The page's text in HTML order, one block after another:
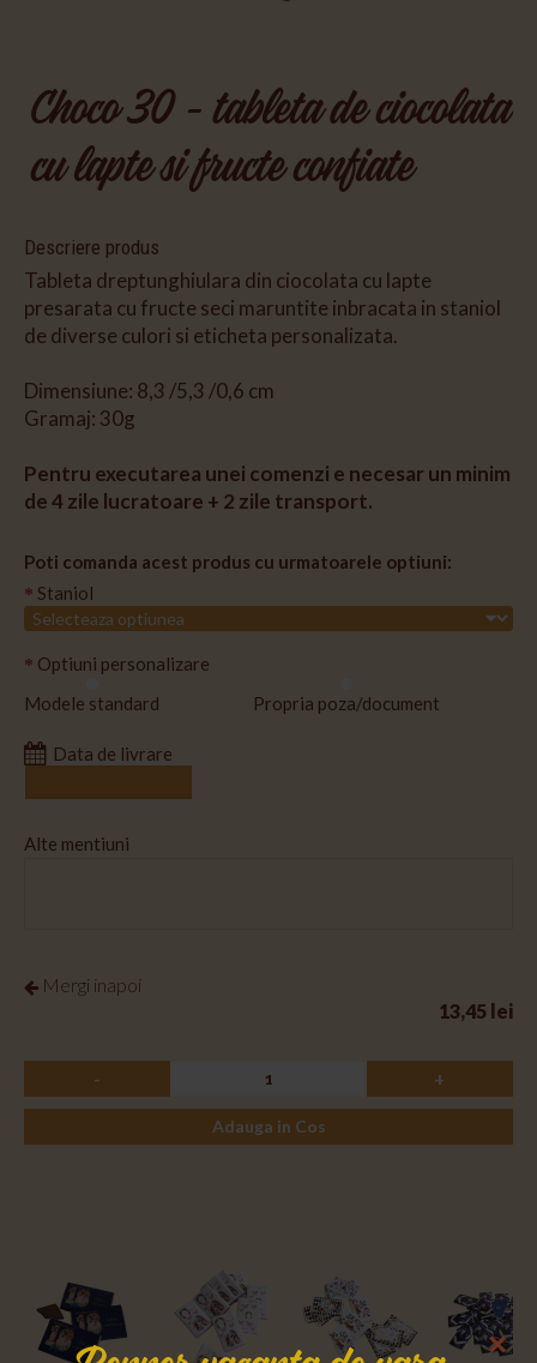
×
Choco 30 - tableta de ciocolata
cu lapte si fructe confiate
Descriere produs
Tableta dreptunghiulara din ciocolata cu lapte
presarata cu fructe seci maruntite inbracata in staniol
de diverse culori si eticheta personalizata.
Dimensiune: 8,3 /5,3 /0,6 cm
Gramaj: 30g
Pentru executarea unei comenzi e necesar un minim
de 4 zile lucratoare + 2 zile transport.
Poti comanda acest produs cu urmatoarele optiuni:
Staniol
Optiuni personalizare
Modele standard
Propria poza/document
Data de livrare
Alte mentiuni
Mergi inapoi
13,45 lei
- +
Adauga in Cos